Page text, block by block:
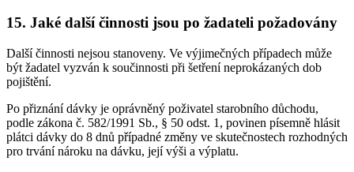
15. Jaké další činnosti jsou po žadateli požadovány
Další činnosti nejsou stanoveny. Ve výjimečných případech může
být žadatel vyzván k součinnosti při šetření neprokázaných dob
pojištění.
Po přiznání dávky je oprávněný poživatel starobního důchodu,
podle zákona č. 582/1991 Sb., § 50 odst. 1, povinen písemně hlásit
plátci dávky do 8 dnů případné změny ve skutečnostech rozhodných
pro trvání nároku na dávku, její výši a výplatu.